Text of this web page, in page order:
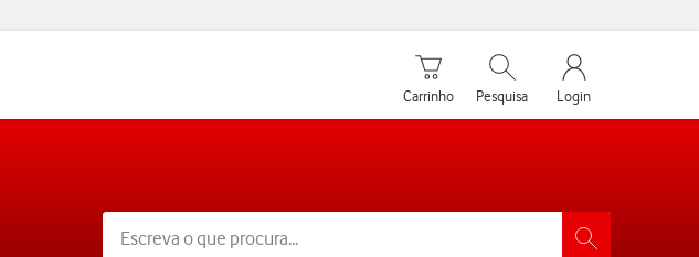
Carrinho de compras
Carrinho
Pesquisar
Pesquisa
My Vodafone
Login